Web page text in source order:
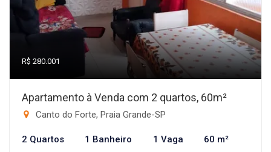
R$ 280.001
Apartamento à Venda com 2 quartos, 60m²
Canto do Forte, Praia Grande-SP
2 Quartos 1 Banheiro 1 Vaga 60 m²